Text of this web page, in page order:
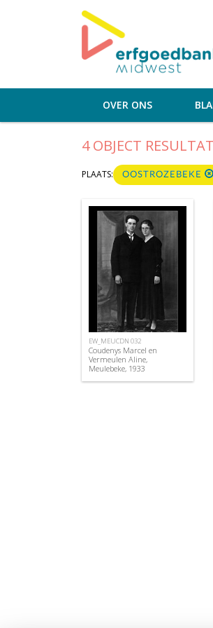
OVER ONS
4 OBJECT
PLAATS: OOSTROZEBEKE
EW_MEUCDN 032
Coudenys Marcel en
Vermeulen Aline,
Meulebeke, 1933